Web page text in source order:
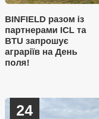
BINFIELD разом із
партнерами ICL та
BTU запрошує
аграріїв на День
поля!
24